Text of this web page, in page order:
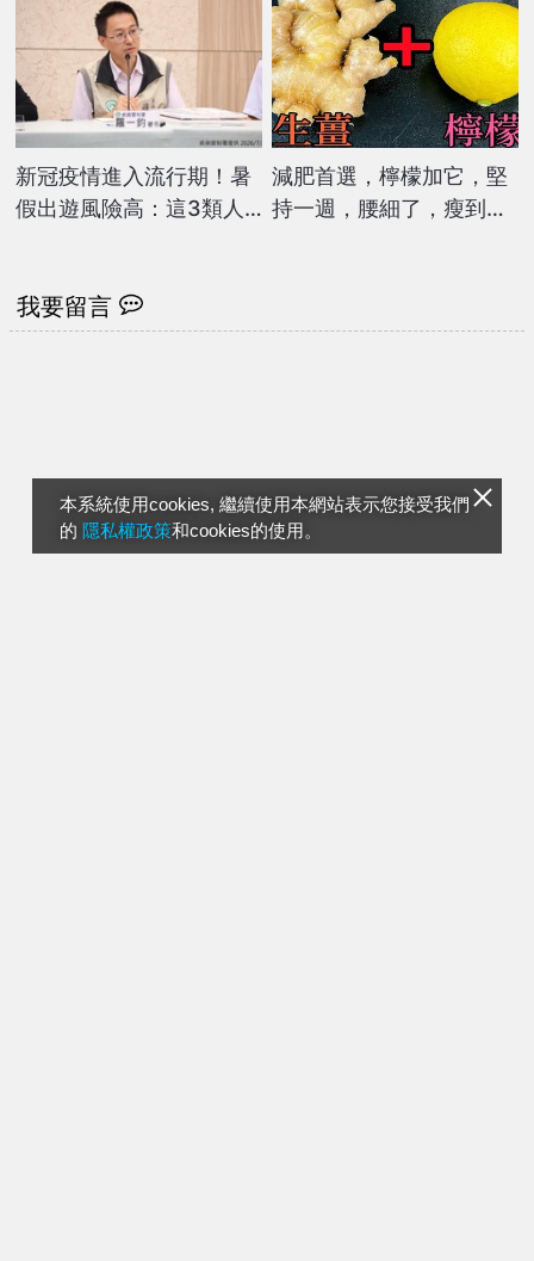
本系統使用cookies, 繼續使用本網站表示您接受我們
的 隱私權政策和cookies的使用。
新冠疫情進入流行期！暑
假出遊風險高：這3類人
減肥首選，檸檬加它，堅
持一週，腰細了，瘦到你
我要留言